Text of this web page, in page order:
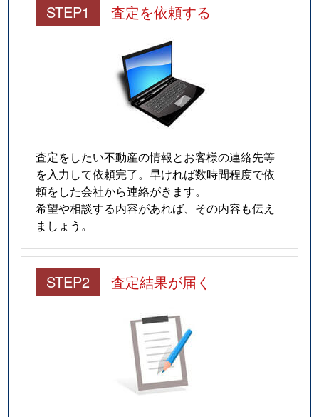
STEP1 査定を依頼する
査定をしたい不動産の情報とお客様の連絡先等
を入力して依頼完了。早ければ数時間程度で依
頼をした会社から連絡がきます。
希望や相談する内容があれば、その内容も伝え
ましょう。
STEP2 査定結果が届く